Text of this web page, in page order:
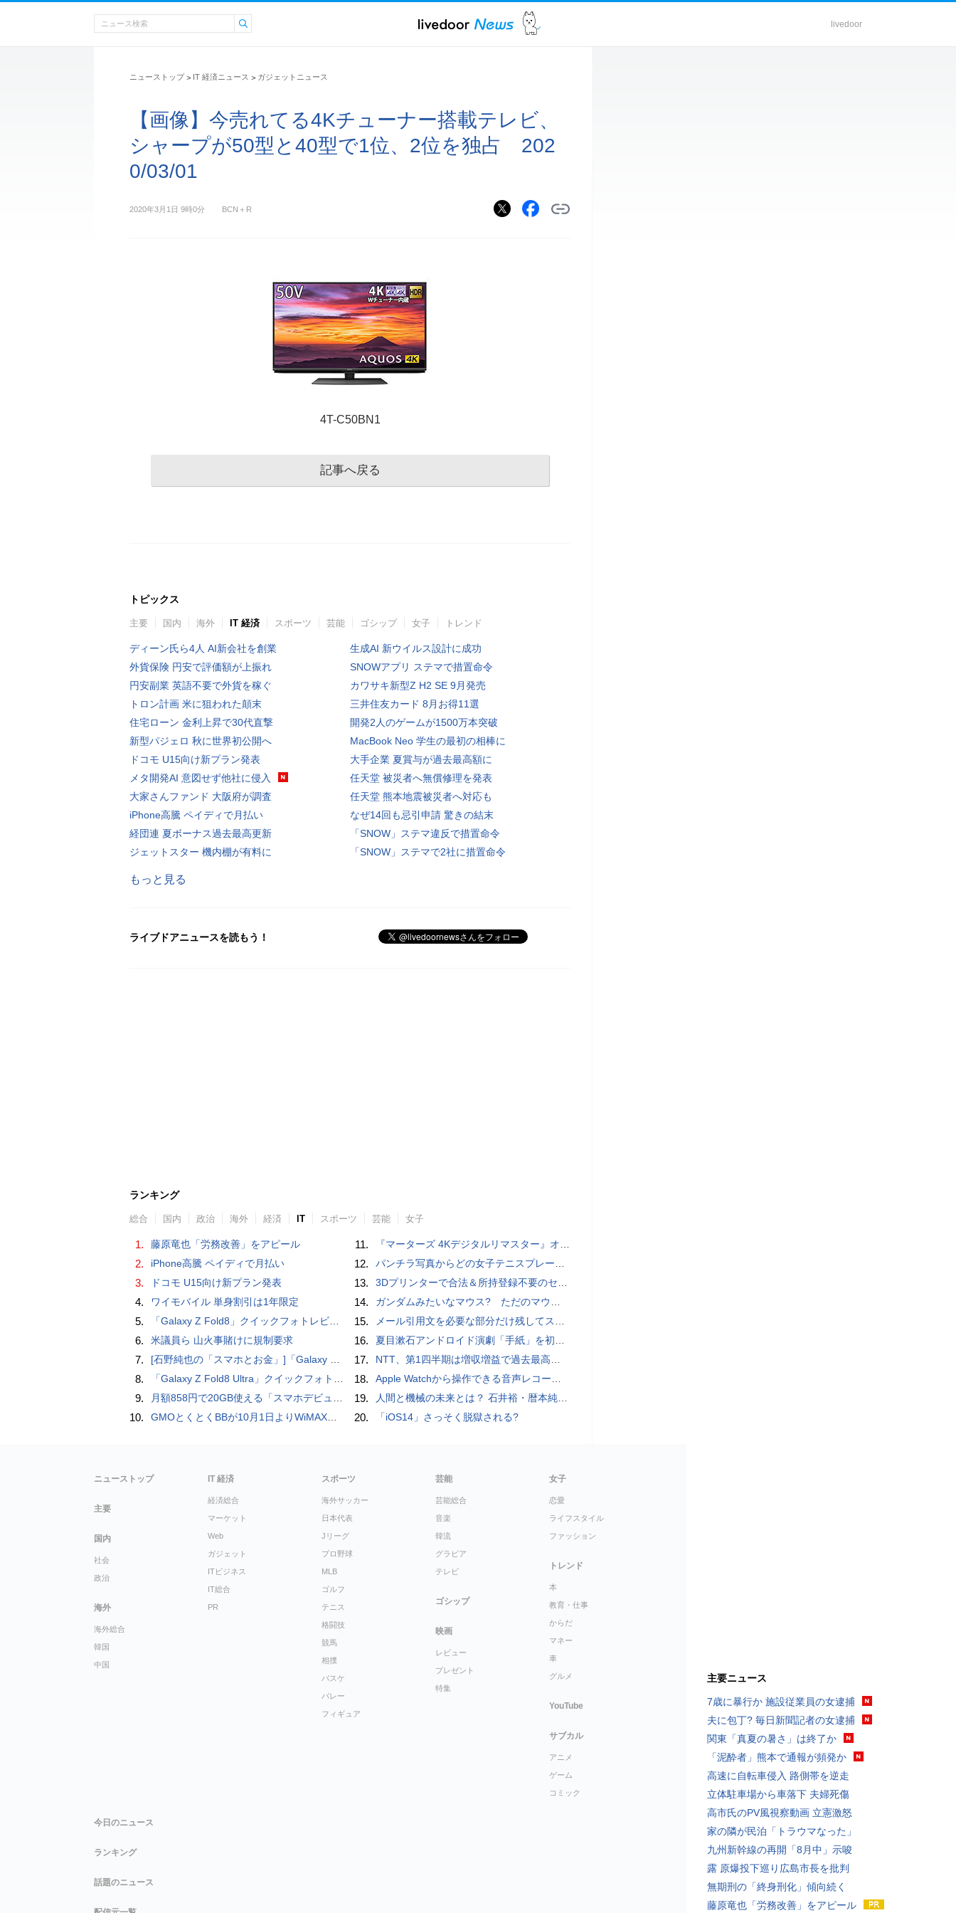
livedoor
ニューストップ > IT 経済ニュース > ガジェットニュース
【画像】今売れてる4Kチューナー搭載テレビ、
シャープが50型と40型で1位、2位を独占 202
0/03/01
2020年3月1日 9時0分 BCN＋R
4T-C50BN1
記事へ戻る
トピックス
主要 国内 海外 IT 経済 スポーツ 芸能 ゴシップ 女子 トレンド
ディーン氏ら4人 AI新会社を創業
外貨保険 円安で評価額が上振れ
円安副業 英語不要で外貨を稼ぐ
トロン計画 米に狙われた顛末
住宅ローン 金利上昇で30代直撃
新型パジェロ 秋に世界初公開へ
ドコモ U15向け新プラン発表
メタ開発AI 意図せず他社に侵入
大家さんファンド 大阪府が調査
iPhone高騰 ペイディで月払い
経団連 夏ボーナス過去最高更新
ジェットスター 機内棚が有料に
生成AI 新ウイルス設計に成功
SNOWアプリ ステマで措置命令
カワサキ新型Z H2 SE 9月発売
三井住友カード 8月お得11選
開発2人のゲームが1500万本突破
MacBook Neo 学生の最初の相棒に
大手企業 夏賞与が過去最高額に
任天堂 被災者へ無償修理を発表
任天堂 熊本地震被災者へ対応も
なぜ14回も忌引申請 驚きの結末
「SNOW」ステマ違反で措置命令
「SNOW」ステマで2社に措置命令
もっと見る
ライブドアニュースを読もう！
ランキング
総合 国内 政治 海外 経済 IT スポーツ 芸能 女子
1. 藤原竜也「労務改善」をアピール
2. iPhone高騰 ペイディで月払い
3. ドコモ U15向け新プラン発表
4. ワイモバイル 単身割引は1年限定
5. 「Galaxy Z Fold8」クイックフォトレビュー
6. 米議員ら 山火事賭けに規制要求
7. [石野純也の「スマホとお金」]「Galaxy Z Fold7／Flip7」発表、注目したいソフトバンクの価格攻勢
8. 「Galaxy Z Fold8 Ultra」クイックフォトレビュー
9. 月額858円で20GB使える「スマホデビュープラン U15」ドコモが提供、ahamoも割引になる親子割も
10. GMOとくとくBBが10月1日よりWiMAXなど月額605円値上げ！全6種の重要変更を徹底解説
11. 『マーターズ 4Kデジタルリマスター』オールナイト上映、鬼畜な併映作品が決定 全部観たら“生還証”をプレゼント［ホラー通信］
12. パンチラ写真からどの女子テニスプレーヤーのものなのか当てるクイズ「Tennis Upskirts」
13. 3Dプリンターで合法＆所持登録不要のセミオートマチック銃を自作、発砲試験にも成功した猛者が登場
14. ガンダムみたいなマウス? ただのマウスとは違うのだよ1944通りの形状に変更できる驚異のマウス
15. メール引用文を必要な部分だけ残してスッキリ返信するiPhoneメールの便利技：iPhone Tips
16. 夏目漱石アンドロイド演劇「手紙」を初上演！平田オリザ氏の作・演出、二松学舎大学で
17. NTT、第1四半期は増収増益で過去最高 IOWNや分散GPUの取り組みを説明
18. ​Apple Watchから操作できる音声レコーダMeta Recorder、録音レベル調整も対応
19. 人間と機械の未来とは？ 石井裕・暦本純一・稲見昌彦らHCI研究者が集うトークイヴェント：2016/1/31に開催
20. 「iOS14」さっそく脱獄される?
主要ニュース
7歳に暴行か 施設従業員の女逮捕
夫に包丁? 毎日新聞記者の女逮捕
関東「真夏の暑さ」は終了か
「泥酔者」熊本で通報が頻発か
高速に自転車侵入 路側帯を逆走
立体駐車場から車落下 夫婦死傷
高市氏のPV風視察動画 立憲激怒
家の隣が民泊「トラウマなった」
九州新幹線の再開「8月中」示唆
露 原爆投下巡り広島市長を批判
無期刑の「終身刑化」傾向続く
藤原竜也「労務改善」をアピール
ニューストップ
主要
国内
社会
政治
海外
海外総合
韓国
中国
IT 経済
経済総合
マーケット
Web
ガジェット
ITビジネス
IT総合
PR
スポーツ
海外サッカー
日本代表
Jリーグ
プロ野球
MLB
ゴルフ
テニス
格闘技
競馬
相撲
バスケ
バレー
フィギュア
芸能
芸能総合
音楽
韓流
グラビア
テレビ
ゴシップ
映画
レビュー
プレゼント
特集
女子
恋愛
ライフスタイル
ファッション
トレンド
本
教育・仕事
からだ
マネー
車
グルメ
YouTube
サブカル
アニメ
ゲーム
コミック
今日のニュース
ランキング
話題のニュース